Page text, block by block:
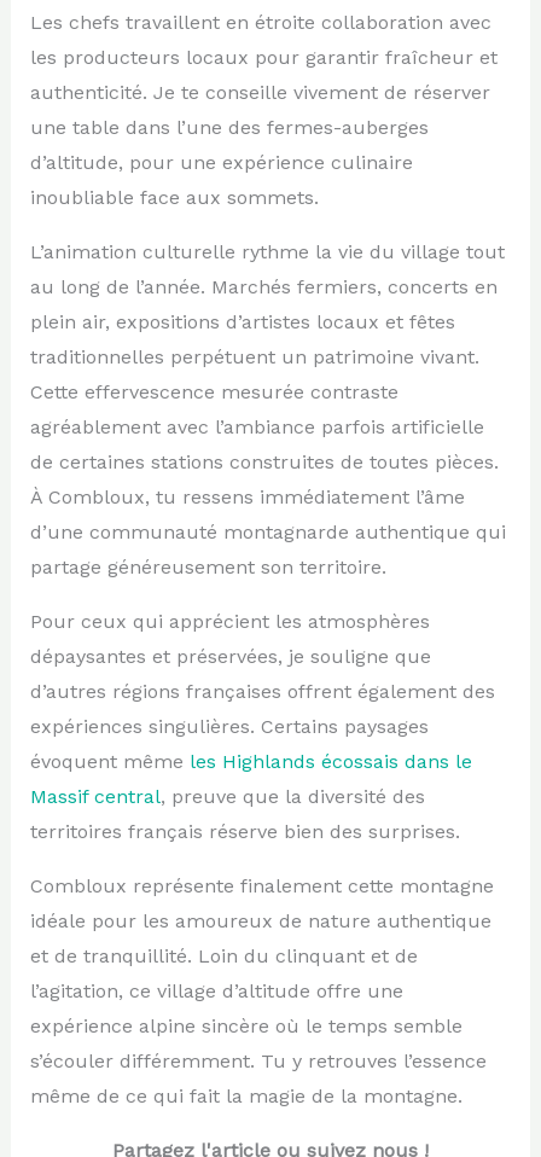
Les chefs travaillent en étroite collaboration avec
les producteurs locaux pour garantir fraîcheur et
authenticité. Je te conseille vivement de réserver
une table dans l’une des fermes-auberges
d’altitude, pour une expérience culinaire
inoubliable face aux sommets.
L’animation culturelle rythme la vie du village tout
au long de l’année. Marchés fermiers, concerts en
plein air, expositions d’artistes locaux et fêtes
traditionnelles perpétuent un patrimoine vivant.
Cette effervescence mesurée contraste
agréablement avec l’ambiance parfois artificielle
de certaines stations construites de toutes pièces.
À Combloux, tu ressens immédiatement l’âme
d’une communauté montagnarde authentique qui
partage généreusement son territoire.
Pour ceux qui apprécient les atmosphères
dépaysantes et préservées, je souligne que
d’autres régions françaises offrent également des
expériences singulières. Certains paysages
évoquent même les Highlands écossais dans le
Massif central, preuve que la diversité des
territoires français réserve bien des surprises.
Combloux représente finalement cette montagne
idéale pour les amoureux de nature authentique
et de tranquillité. Loin du clinquant et de
l’agitation, ce village d’altitude offre une
expérience alpine sincère où le temps semble
s’écouler différemment. Tu y retrouves l’essence
même de ce qui fait la magie de la montagne.
Partagez l'article ou suivez nous !